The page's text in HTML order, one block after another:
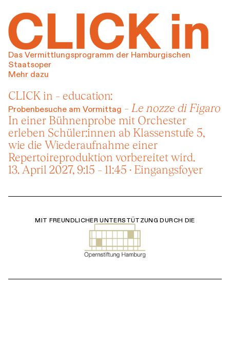
Das Vermittlungsprogramm der Hamburgischen
Staatsoper
Mehr dazu
CLICK in – education:
Probenbesuche am Vormittag – Le nozze di Figaro
In einer Bühnenprobe mit Orchester
erleben Schüler:innen ab Klassenstufe 5,
wie die Wiederaufnahme einer
Repertoireproduktion vorbereitet wird.
13. April 2027, 9:15 – 11:45 · Eingangsfoyer
MIT FREUNDLICHER UNTERSTÜTZUNG DURCH DIE